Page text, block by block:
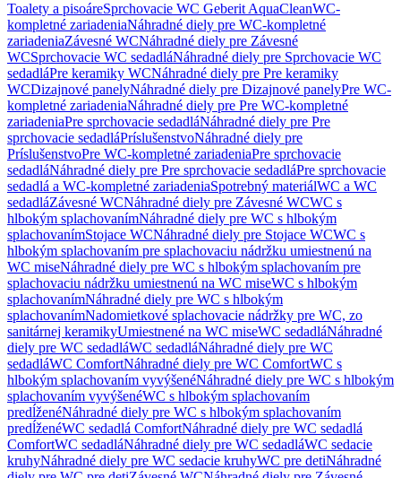
Toalety a pisoáreSprchovacie WC Geberit AquaCleanWC-
kompletné zariadeniaNáhradné diely pre WC-kompletné
zariadeniaZávesné WCNáhradné diely pre Závesné
WCSprchovacie WC sedadláNáhradné diely pre Sprchovacie WC
sedadláPre keramiky WCNáhradné diely pre Pre keramiky
WCDizajnové panelyNáhradné diely pre Dizajnové panelyPre WC-
kompletné zariadeniaNáhradné diely pre Pre WC-kompletné
zariadeniaPre sprchovacie sedadláNáhradné diely pre Pre
sprchovacie sedadláPríslušenstvoNáhradné diely pre
PríslušenstvoPre WC-kompletné zariadeniaPre sprchovacie
sedadláNáhradné diely pre Pre sprchovacie sedadláPre sprchovacie
sedadlá a WC-kompletné zariadeniaSpotrebný materiálWC a WC
sedadláZávesné WCNáhradné diely pre Závesné WCWC s
hlbokým splachovanímNáhradné diely pre WC s hlbokým
splachovanímStojace WCNáhradné diely pre Stojace WCWC s
hlbokým splachovaním pre splachovaciu nádržku umiestnenú na
WC miseNáhradné diely pre WC s hlbokým splachovaním pre
splachovaciu nádržku umiestnenú na WC miseWC s hlbokým
splachovanímNáhradné diely pre WC s hlbokým
splachovanímNadomietkové splachovacie nádržky pre WC, zo
sanitárnej keramikyUmiestnené na WC miseWC sedadláNáhradné
diely pre WC sedadláWC sedadláNáhradné diely pre WC
sedadláWC ComfortNáhradné diely pre WC ComfortWC s
hlbokým splachovaním vyvýšenéNáhradné diely pre WC s hlbokým
splachovaním vyvýšenéWC s hlbokým splachovaním
predĺženéNáhradné diely pre WC s hlbokým splachovaním
predĺženéWC sedadlá ComfortNáhradné diely pre WC sedadlá
ComfortWC sedadláNáhradné diely pre WC sedadláWC sedacie
kruhyNáhradné diely pre WC sedacie kruhyWC pre detiNáhradné